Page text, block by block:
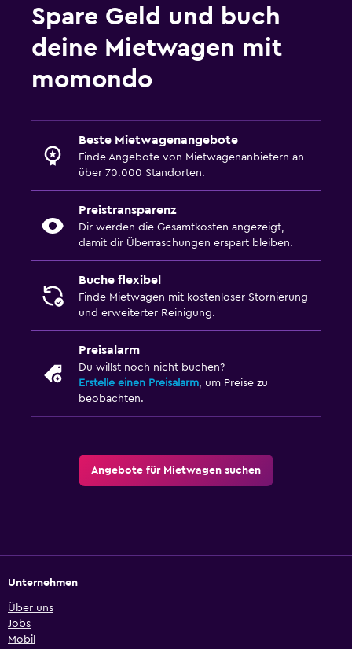
Spare Geld und buch
deine Mietwagen mit
momondo
Beste Mietwagenangebote
Finde Angebote von Mietwagenanbietern an
über 70.000 Standorten.
Preistransparenz
Dir werden die Gesamtkosten angezeigt,
damit dir Überraschungen erspart bleiben.
Buche flexibel
Finde Mietwagen mit kostenloser Stornierung
und erweiterter Reinigung.
Preisalarm
Du willst noch nicht buchen?
Erstelle einen Preisalarm, um Preise zu
beobachten.
Angebote für Mietwagen suchen
Unternehmen
Über uns
Jobs
Mobil